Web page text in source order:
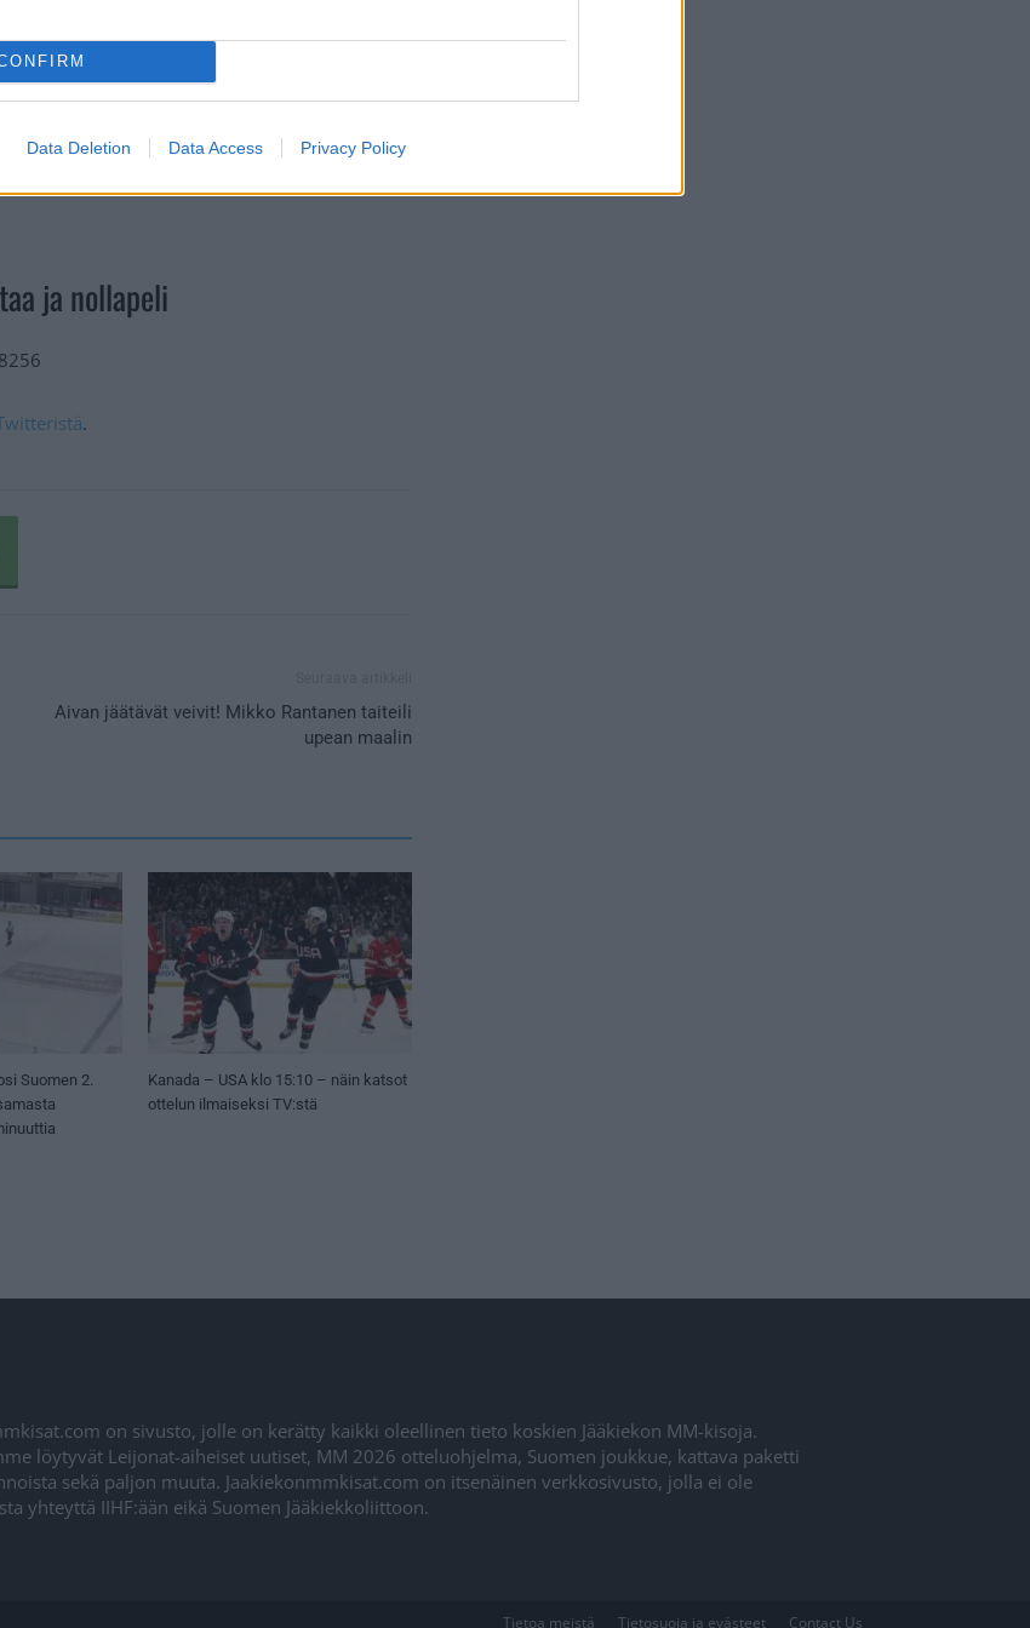
Data Deletion Data Access Privacy Policy
ja nollapeli
.
Aivan jäätävät veivit! Mikko Rantanen taiteili
upean maalin
Suomen 2.
Kanada – USA klo 15:10 – näin katsot
ottelun ilmaiseksi TV:stä
on sivusto, jolle on kerätty kaikki oleellinen tieto koskien Jääkiekon MM-kisoja.
löytyvät Leijonat-aiheiset uutiset, MM 2026 otteluohjelma, Suomen joukkue, kattava paketti
sekä paljon muuta. Jaakiekonmmkisat.com on itsenäinen verkkosivusto, jolla ei ole
yhteyttä IIHF:ään eikä Suomen Jääkiekkoliittoon.
Tietoa meistä Tietosuoja ja evästeet Contact Us